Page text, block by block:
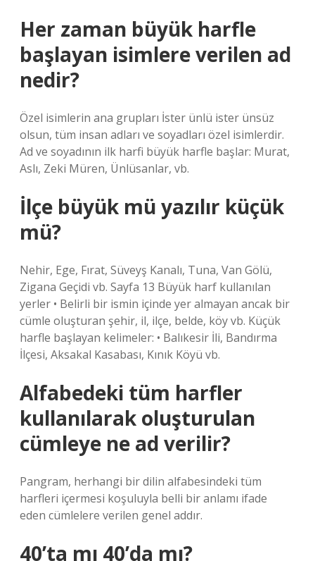
Her zaman büyük harfle
başlayan isimlere verilen ad
nedir?
Özel isimlerin ana grupları İster ünlü ister ünsüz
olsun, tüm insan adları ve soyadları özel isimlerdir.
Ad ve soyadının ilk harfi büyük harfle başlar: Murat,
Aslı, Zeki Müren, Ünlüsanlar, vb.
İlçe büyük mü yazılır küçük
mü?
Nehir, Ege, Fırat, Süveyş Kanalı, Tuna, Van Gölü,
Zigana Geçidi vb. Sayfa 13 Büyük harf kullanılan
yerler • Belirli bir ismin içinde yer almayan ancak bir
cümle oluşturan şehir, il, ilçe, belde, köy vb. Küçük
harfle başlayan kelimeler: • Balıkesir İli, Bandırma
İlçesi, Aksakal Kasabası, Kınık Köyü vb.
Alfabedeki tüm harfler
kullanılarak oluşturulan
cümleye ne ad verilir?
Pangram, herhangi bir dilin alfabesindeki tüm
harfleri içermesi koşuluyla belli bir anlamı ifade
eden cümlelere verilen genel addır.
40’ta mı 40’da mı?